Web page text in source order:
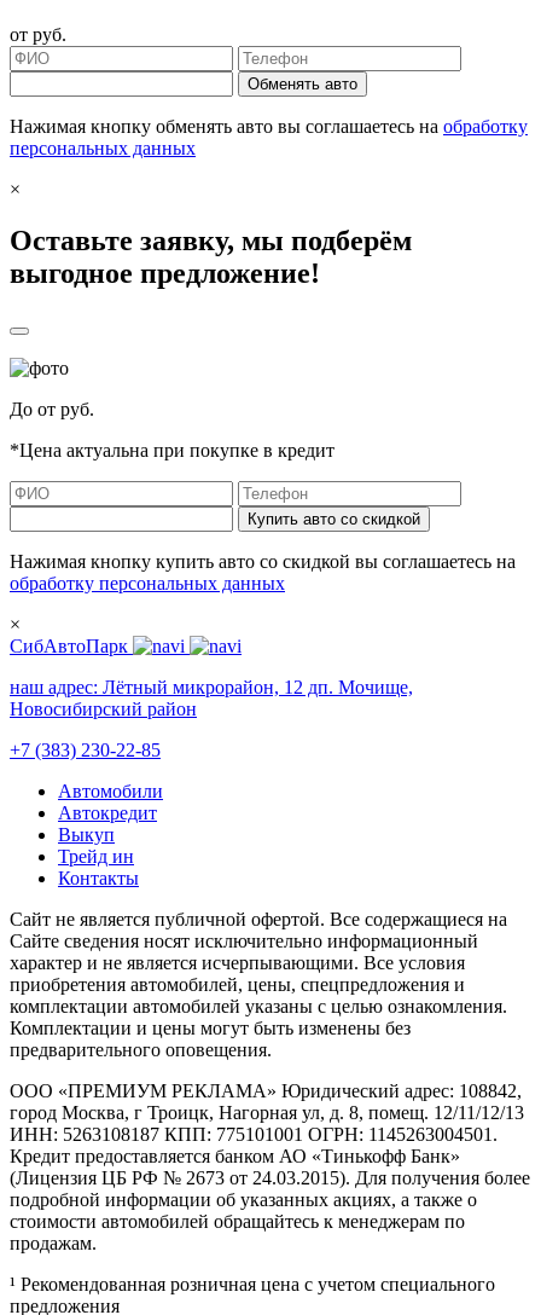
от руб.
Обменять авто
Нажимая кнопку обменять авто вы соглашаетесь на обработку
персональных данных
×
Оставьте заявку, мы подберём
выгодное предложение!
До от руб.
*Цена актуальна при покупке в кредит
Купить авто со скидкой
Нажимая кнопку купить авто со скидкой вы соглашаетесь на
обработку персональных данных
×
СибАвтоПарк
наш адрес: Лётный микрорайон, 12 дп. Мочище,
Новосибирский район
+7 (383) 230-22-85
Автомобили
Автокредит
Выкуп
Трейд ин
Контакты
Cайт не является публичной офертой. Все содержащиеся на
Сайте сведения носят исключительно информационный
характер и не является исчерпывающими. Все условия
приобретения автомобилей, цены, спецпредложения и
комплектации автомобилей указаны с целью ознакомления.
Комплектации и цены могут быть изменены без
предварительного оповещения.
ООО «ПРЕМИУМ РЕКЛАМА» Юридический адрес: 108842,
город Москва, г Троицк, Нагорная ул, д. 8, помещ. 12/11/12/13
ИНН: 5263108187 КПП: 775101001 ОГРН: 1145263004501.
Кредит предоставляется банком АО «Тинькофф Банк»
(Лицензия ЦБ РФ № 2673 от 24.03.2015). Для получения более
подробной информации об указанных акциях, а также о
стоимости автомобилей обращайтесь к менеджерам по
продажам.
¹ Рекомендованная розничная цена с учетом специального
предложения